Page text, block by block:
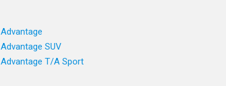
Advantage
Advantage SUV
Advantage T/A Sport